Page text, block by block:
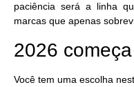
paciência será a linha
marcas que apenas
2026
Você tem uma escolha